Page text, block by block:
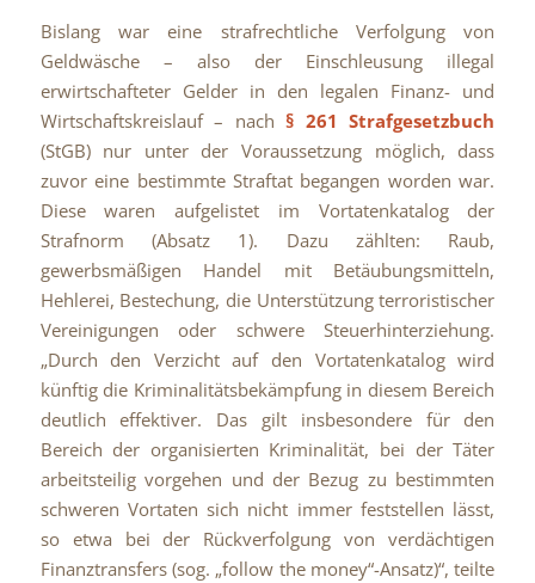
Bislang war eine strafrechtliche Verfolgung von
Geldwäsche – also der Einschleusung illegal
erwirtschafteter Gelder in den legalen Finanz- und
Wirtschaftskreislauf – nach § 261 Strafgesetzbuch
(StGB) nur unter der Voraussetzung möglich, dass
zuvor eine bestimmte Straftat begangen worden war.
Diese waren aufgelistet im Vortatenkatalog der
Strafnorm (Absatz 1). Dazu zählten: Raub,
gewerbsmäßigen Handel mit Betäubungsmitteln,
Hehlerei, Bestechung, die Unterstützung terroristischer
Vereinigungen oder schwere Steuerhinterziehung.
„Durch den Verzicht auf den Vortatenkatalog wird
künftig die Kriminalitätsbekämpfung in diesem Bereich
deutlich effektiver. Das gilt insbesondere für den
Bereich der organisierten Kriminalität, bei der Täter
arbeitsteilig vorgehen und der Bezug zu bestimmten
schweren Vortaten sich nicht immer feststellen lässt,
so etwa bei der Rückverfolgung von verdächtigen
Finanztransfers (sog. „follow themoney“-Ansatz)“, teilte